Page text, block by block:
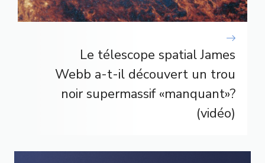
Le télescope spatial James
Webb a-t-il découvert un trou
noir supermassif «manquant»?
(vidéo)